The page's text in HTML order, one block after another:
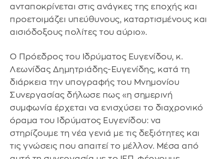
ανταποκρίνεται στις ανάγκες της εποχής και
προετοιμάζει υπεύθυνους, καταρτισμένους και
αισιόδοξους πολίτες του αύριο».
Ο Πρόεδρος του Ιδρύματος Ευγενίδου, κ.
Λεωνίδας Δημητριάδης-Ευγενίδης, κατά τη
διάρκεια την υπογραφής του Μνημονίου
Συνεργασίας δήλωσε πως «η σημερινή
συμφωνία έρχεται να ενισχύσει το διαχρονικό
όραμα του Ιδρύματος Ευγενίδου: να
στηρίζουμε τη νέα γενιά με τις δεξιότητες και
τις γνώσεις που απαιτεί το μέλλον. Μέσα από